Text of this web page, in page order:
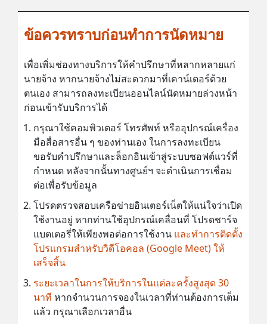
ข้อควรทราบก่อนทำการนัดหมาย
เพื่อเพิ่มช่องทางบริการให้คำปรึกษาที่หลากหลายแก่
นายจ้าง หากนายจ้างไม่สะดวกมาที่เคาน์เตอร์ด้วย
ตนเอง สามารถลงทะเบียนออนไลน์นัดหมายล่วงหน้า
ก่อนเข้ารับบริการได้
กรุณาใช้คอมพิวเตอร์ โทรศัพท์ หรืออุปกรณ์เครื่อง
มือสื่อสารอื่น ๆ ของท่านเอง ในการลงทะเบียน
ขอรับคำปรึกษาและล็อกอินเข้าสู่ระบบซอฟต์แวร์ที่
กำหนด หลังจากนั้นทางศูนย์ฯ จะดำเนินการเชื่อม
ต่อเพื่อรับข้อมูล
โปรดตรวจสอบเครือข่ายอินเตอร์เน็ตให้แน่ใจว่าเปิด
ใช้งานอยู่ หากท่านใช้อุปกรณ์เคลื่อนที่ โปรดชาร์จ
แบตเตอรี่ให้เพียงพอต่อการใช้งาน และทำการติดตั้ง
โปรแกรมสำหรับวิดีโอคอล (Google Meet) ให้
เสร็จสิ้น
ระยะเวลาในการให้บริการในแต่ละครั้งสูงสุด 30
นาที หากจำนวนการจองในเวลาที่ท่านต้องการเต็ม
แล้ว กรุณาเลือกเวลาอื่น